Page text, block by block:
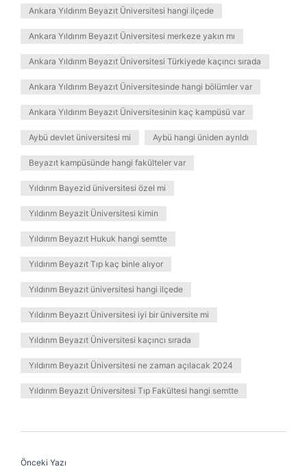
Ankara Yıldırım Beyazıt Üniversitesi hangi ilçede
Ankara Yıldırım Beyazıt Üniversitesi merkeze yakın mı
Ankara Yıldırım Beyazıt Üniversitesi Türkiyede kaçıncı sırada
Ankara Yıldırım Beyazıt Üniversitesinde hangi bölümler var
Ankara Yıldırım Beyazıt Üniversitesinin kaç kampüsü var
Aybü devlet üniversitesi mi Aybü hangi üniden ayrıldı
Beyazıt kampüsünde hangi fakülteler var
Yıldırım Bayezid üniversitesi özel mi
Yıldırım Beyazit Üniversitesi kimin
Yıldırım Beyazıt Hukuk hangi semtte
Yıldırım Beyazıt Tıp kaç binle alıyor
Yıldırım Beyazıt üniversitesi hangi ilçede
Yıldırım Beyazıt Üniversitesi iyi bir üniversite mi
Yıldırım Beyazıt Üniversitesi kaçıncı sırada
Yıldırım Beyazıt Üniversitesi ne zaman açılacak 2024
Yıldırım Beyazıt Üniversitesi Tıp Fakültesi hangi semtte
Önceki Yazı